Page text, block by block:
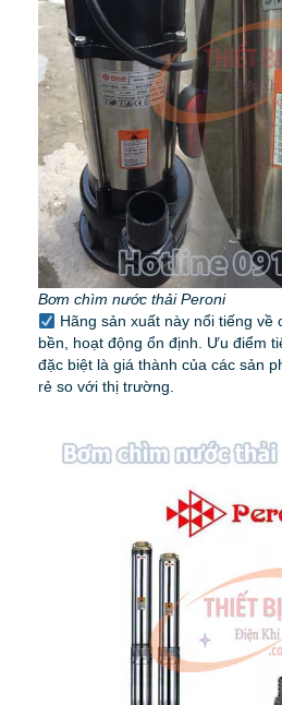
Bơm chìm nước thải Peroni
Hãng sản xuất này nổi tiếng
bền, hoạt động ổn định. Ưu điểm
đặc biệt là giá thành của các sản
rẻ so với thị trường.